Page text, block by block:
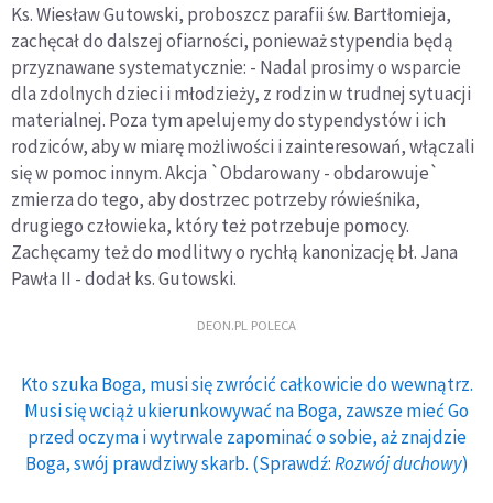
Ks. Wiesław Gutowski, proboszcz parafii św. Bartłomieja,
zachęcał do dalszej ofiarności, ponieważ stypendia będą
przyznawane systematycznie: - Nadal prosimy o wsparcie
dla zdolnych dzieci i młodzieży, z rodzin w trudnej sytuacji
materialnej. Poza tym apelujemy do stypendystów i ich
rodziców, aby w miarę możliwości i zainteresowań, włączali
się w pomoc innym. Akcja `Obdarowany - obdarowuje`
zmierza do tego, aby dostrzec potrzeby rówieśnika,
drugiego człowieka, który też potrzebuje pomocy.
Zachęcamy też do modlitwy o rychłą kanonizację bł. Jana
Pawła II - dodał ks. Gutowski.
DEON.PL POLECA
Kto szuka Boga, musi się zwrócić całkowicie do wewnątrz.
Musi się wciąż ukierunkowywać na Boga, zawsze mieć Go
przed oczyma i wytrwale zapominać o sobie, aż znajdzie
Boga, swój prawdziwy skarb. (Sprawdź:Rozwój duchowy)